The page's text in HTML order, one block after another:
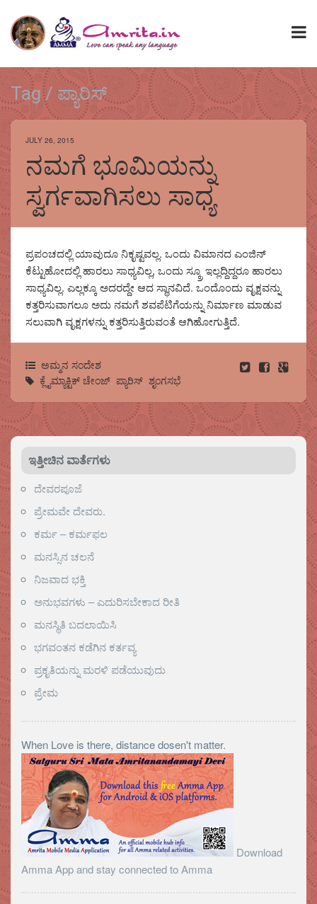
Tag / ಪ್ಯಾರಿಸ್
JULY 26, 2015
ನಮಗೆ ಭೂಮಿಯನ್ನು
ಸ್ವರ್ಗವಾಗಿಸಲು ಸಾಧ್ಯ
ಪ್ರಪಂಚದಲ್ಲಿ ಯಾವುದೂ ನಿಕೃಷ್ಟವಲ್ಲ. ಒಂದು ವಿಮಾನದ ಎಂಜಿನ್
ಕೆಟ್ಟುಹೋದಲ್ಲಿ ಹಾರಲು ಸಾಧ್ಯವಿಲ್ಲ, ಒಂದು ಸ್ಕ್ರೂ ಇಲ್ಲದ್ದಿದ್ದರೂ ಹಾರಲು
ಸಾಧ್ಯವಿಲ್ಲ. ಎಲ್ಲಕ್ಕೂ ಅದರದ್ದೇ ಆದ ಸ್ಥಾನವಿದೆ. ಒಂದೊಂದು ವೃಕ್ಷವನ್ನು
ಕತ್ತರಿಸುವಾಗಲೂ ಅದು ನಮಗೆ ಶವಪೆಟಿಗೆಯನ್ನು ನಿರ್ಮಾಣ ಮಾಡುವ
ಸಲುವಾಗಿ ವೃಕ್ಷಗಳನ್ನು ಕತ್ತರಿಸುತ್ತಿರುವಂತೆ ಆಗಿಹೋಗುತ್ತಿದೆ.
ಅಮ್ಮನ ಸಂದೇಶ
ಕ್ಲೈಮ್ಯಾಕ್ಟಿಕ್ ಚೇಂಜ್, ಪ್ಯಾರಿಸ್, ಶೃಂಗಸಭೆ
ಇತ್ತೀಚಿನ ವಾರ್ತೆಗಳು
ದೇವರಪೂಜೆ
ಪ್ರೇಮವೇ ದೇವರು.
ಕರ್ಮ – ಕರ್ಮಫಲ
ಮನಸ್ಸಿನ ಚಲನೆ
ನಿಜವಾದ ಭಕ್ತಿ
ಅನುಭವಗಳು – ಎದುರಿಸಬೇಕಾದ ರೀತಿ
ಮನಸ್ಥಿತಿ ಬದಲಾಯಿಸಿ
ಭಗವಂತನ ಕಡೆಗಿನ ಕರ್ತವ್ಯ
ಪ್ರಕೃತಿಯನ್ನು ಮರಳಿ ಪಡೆಯುವುದು
ಪ್ರೇಮ
When Love is there, distance dosen't matter.
Download
Amma App and stay connected to Amma